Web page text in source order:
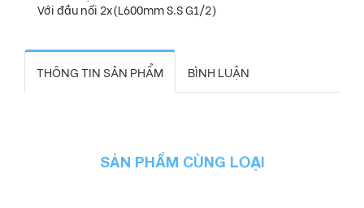
Với đầu nối 2x(L600mm S.S G1/2)
THÔNG TIN SẢN PHẨM BÌNH LUẬN
Đọc Thêm